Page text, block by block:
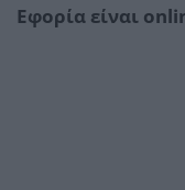
Εφορία είναι